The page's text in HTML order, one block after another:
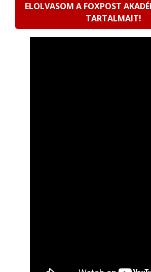
ELOLVASOM A FOXPOST
TARTALMAIT!